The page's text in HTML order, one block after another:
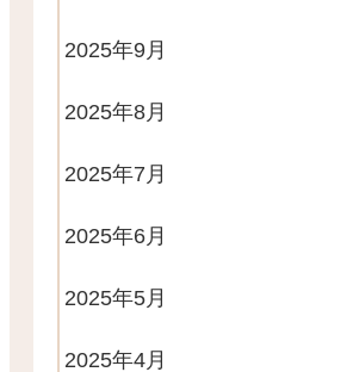
2025年9月
2025年8月
2025年7月
2025年6月
2025年5月
2025年4月